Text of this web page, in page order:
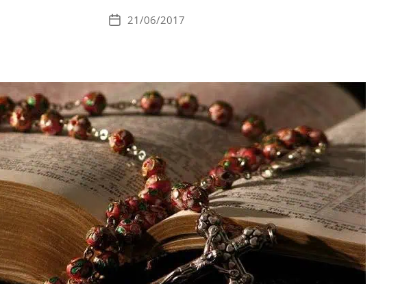
Data21/06/2017